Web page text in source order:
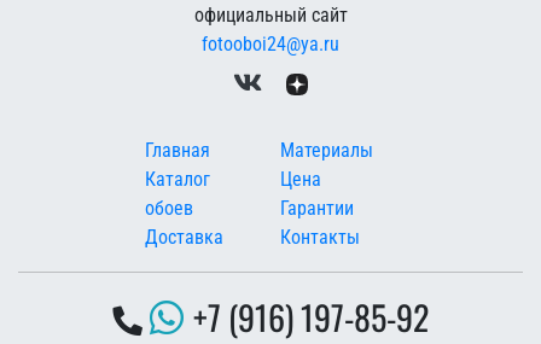
официальный сайт
fotooboi24@ya.ru
Меню в подвале
Главная
Каталог
обоев
Доставка
Материалы
Цена
Гарантии
Контакты
+7 (916) 197-85-92